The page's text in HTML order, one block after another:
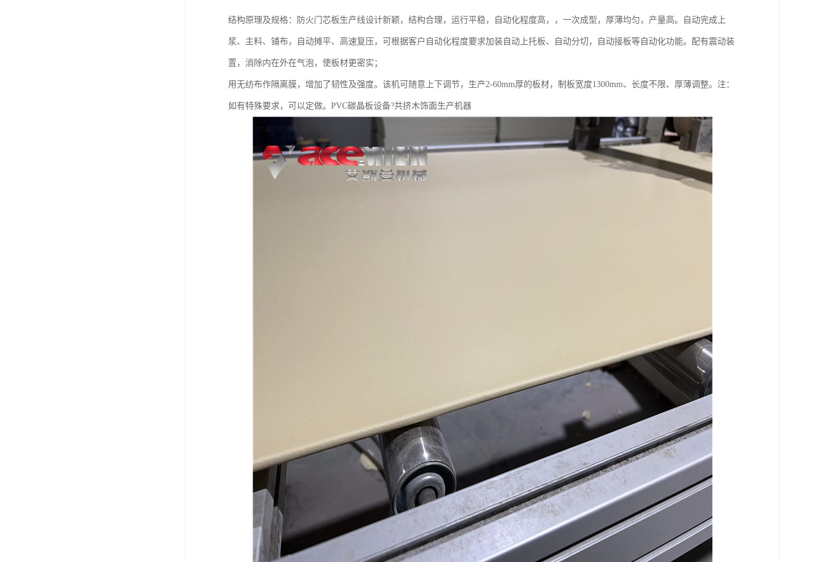
结构原理及规格：防火门芯板生产线设计新颖，结构合理，运行平稳，自动化程度高，，一次成型，厚薄均匀，产量高。自动完成上
浆、主料、铺布，自动摊平、高速复压，可根据客户自动化程度要求加装自动上托板、自动分切，自动接板等自动化功能。配有震动装
置，消除内在外在气泡，使板材更密实；
用无纺布作隔离膜，增加了韧性及强度。该机可随意上下调节，生产2-60mm厚的板材，制板宽度1300mm、长度不限、厚薄调整。注：
如有特殊要求，可以定做。PVC碳晶板设备?共挤木饰面生产机器